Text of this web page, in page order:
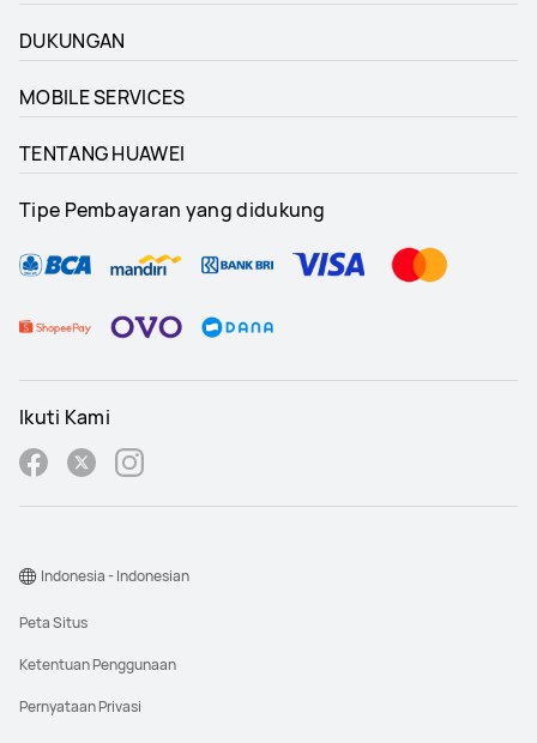
DUKUNGAN
MOBILE SERVICES
TENTANG HUAWEI
Tipe Pembayaran yang didukung
Ikuti Kami
Peta Situs
Ketentuan Penggunaan
Pernyataan Privasi
Indonesia - Indonesian